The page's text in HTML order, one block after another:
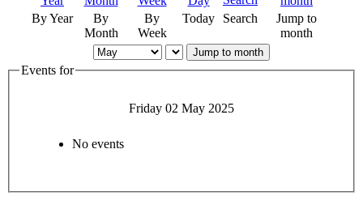
By Year
By
Month
By
Week
Today Search
Jump to
month
Jump to month
Events for
Friday 02 May 2025
No events